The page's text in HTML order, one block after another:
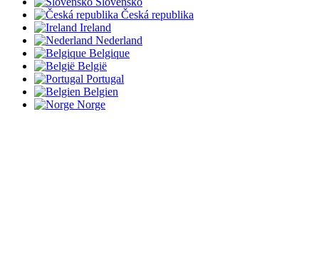
Česká republika
Ireland
Nederland
Belgique
België
Portugal
Belgien
Norge